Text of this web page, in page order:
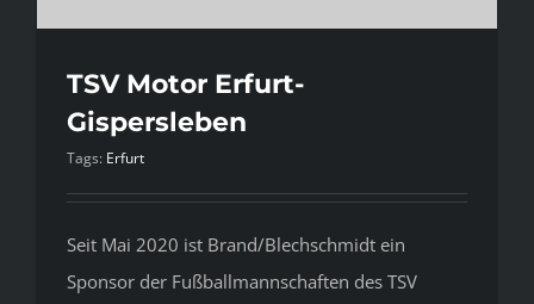
TSV Motor Erfurt-
Gispersleben
Tags: Erfurt
Seit Mai 2020 ist Brand/Blechschmidt ein
Sponsor der Fußballmannschaften des TSV